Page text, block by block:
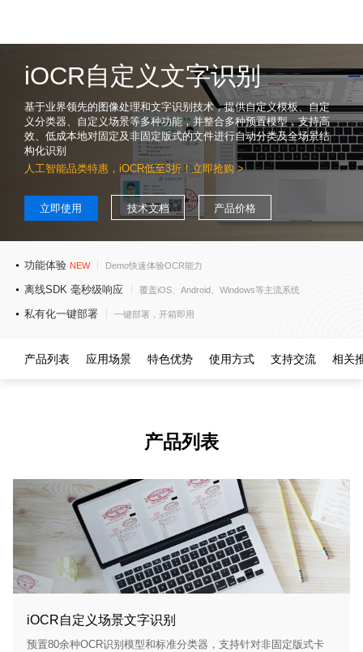
iOCR自定义文字识别
基于业界领先的图像处理和文字识别技术，提供自定义模板、自定
义分类器、自定义场景等多种功能，并整合多种预置模型，支持高
效、低成本地对固定及非固定版式的文件进行自动分类及全场景结
构化识别
人工智能品类特惠，iOCR低至3折！立即抢购 >
立即使用 技术文档 产品价格
功能体验 NEW Demo快速体验OCR能力
离线SDK 毫秒级响应 覆盖iOS、Android、Windows等主流系统
私有化一键部署 一键部署，开箱即用
产品列表 应用场景 特色优势 使用方式 支持交流 相关
产品列表
iOCR自定义场景文字识别
预置80余种OCR识别模型和标准分类器，支持针对非固定版式卡